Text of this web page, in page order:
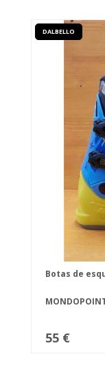
DALBELLO
Botas de
55 €